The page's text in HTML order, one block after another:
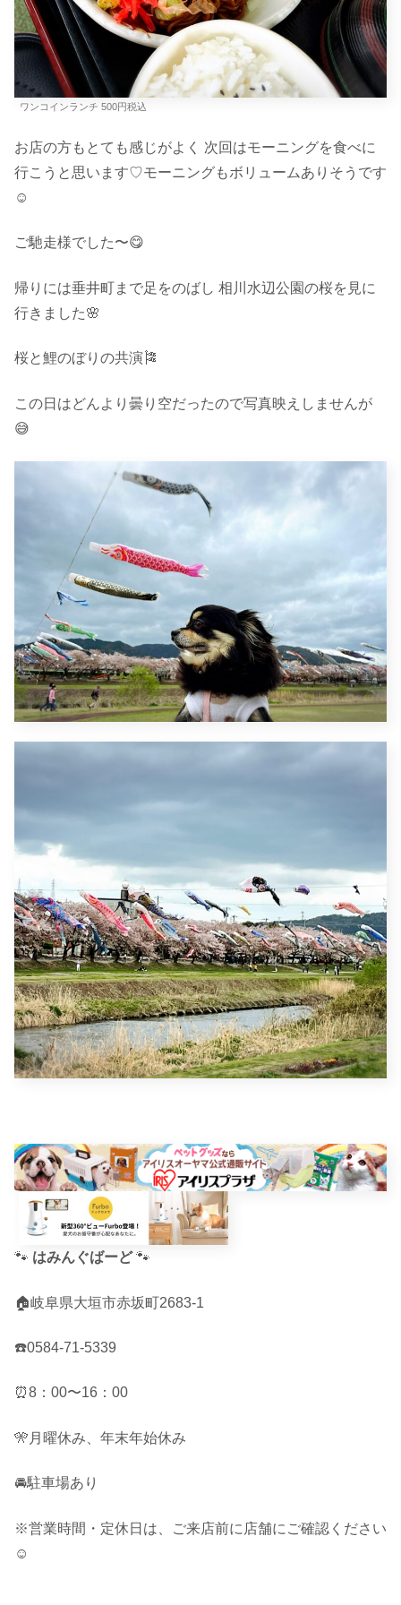
ワンコインランチ 500円税込
お店の方もとても感じがよく 次回はモーニングを食べに
行こうと思います♡モーニングもボリュームありそうです
☺︎
ご馳走様でした〜😋
帰りには垂井町まで足をのばし 相川水辺公園の桜を見に
行きました🌸
桜と鯉のぼりの共演🎏
この日はどんより曇り空だったので写真映えしませんが
😅
🐾 はみんぐばーど🐾
🏠岐阜県大垣市赤坂町2683-1
☎️0584-71-5339
⏰8：00〜16：00
🎌月曜休み、年末年始休み
🚘駐車場あり
※営業時間・定休日は、ご来店前に店舗にご確認ください
☺︎